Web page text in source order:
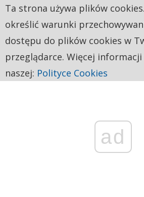
ad
Ta strona używa plików
określić warunki
dostępu do plików cookies w
przeglądarce. Więcej
naszej: Polityce Cookies